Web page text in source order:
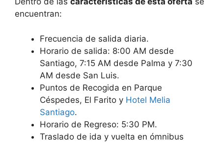
encuentran:
Frecuencia de salida diaria.
Horario de salida: 8:00 AM desde
Santiago, 7:15 AM desde Palma y 7:30
AM desde San Luis.
Puntos de Recogida en Parque
Céspedes, El Farito y Hotel Melia
Santiago.
Horario de Regreso: 5:30 PM.
Traslado de ida y vuelta en ómnibus